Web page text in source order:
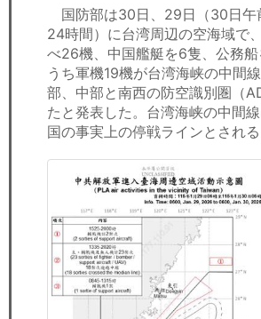
国防部は30日、29日（30日午
24時間）に台湾周辺の空海域で
べ26機、中国艦艇を6隻、公務船
うち軍機19機が台湾海峡の中間
部、中部と南西の防空識別圏（
たと発表した。台湾海峡の中間
国の事実上の停戦ラインとされる